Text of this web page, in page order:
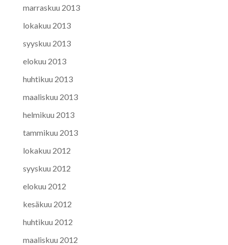
marraskuu 2013
lokakuu 2013
syyskuu 2013
elokuu 2013
huhtikuu 2013
maaliskuu 2013
helmikuu 2013
tammikuu 2013
lokakuu 2012
syyskuu 2012
elokuu 2012
kesäkuu 2012
huhtikuu 2012
maaliskuu 2012